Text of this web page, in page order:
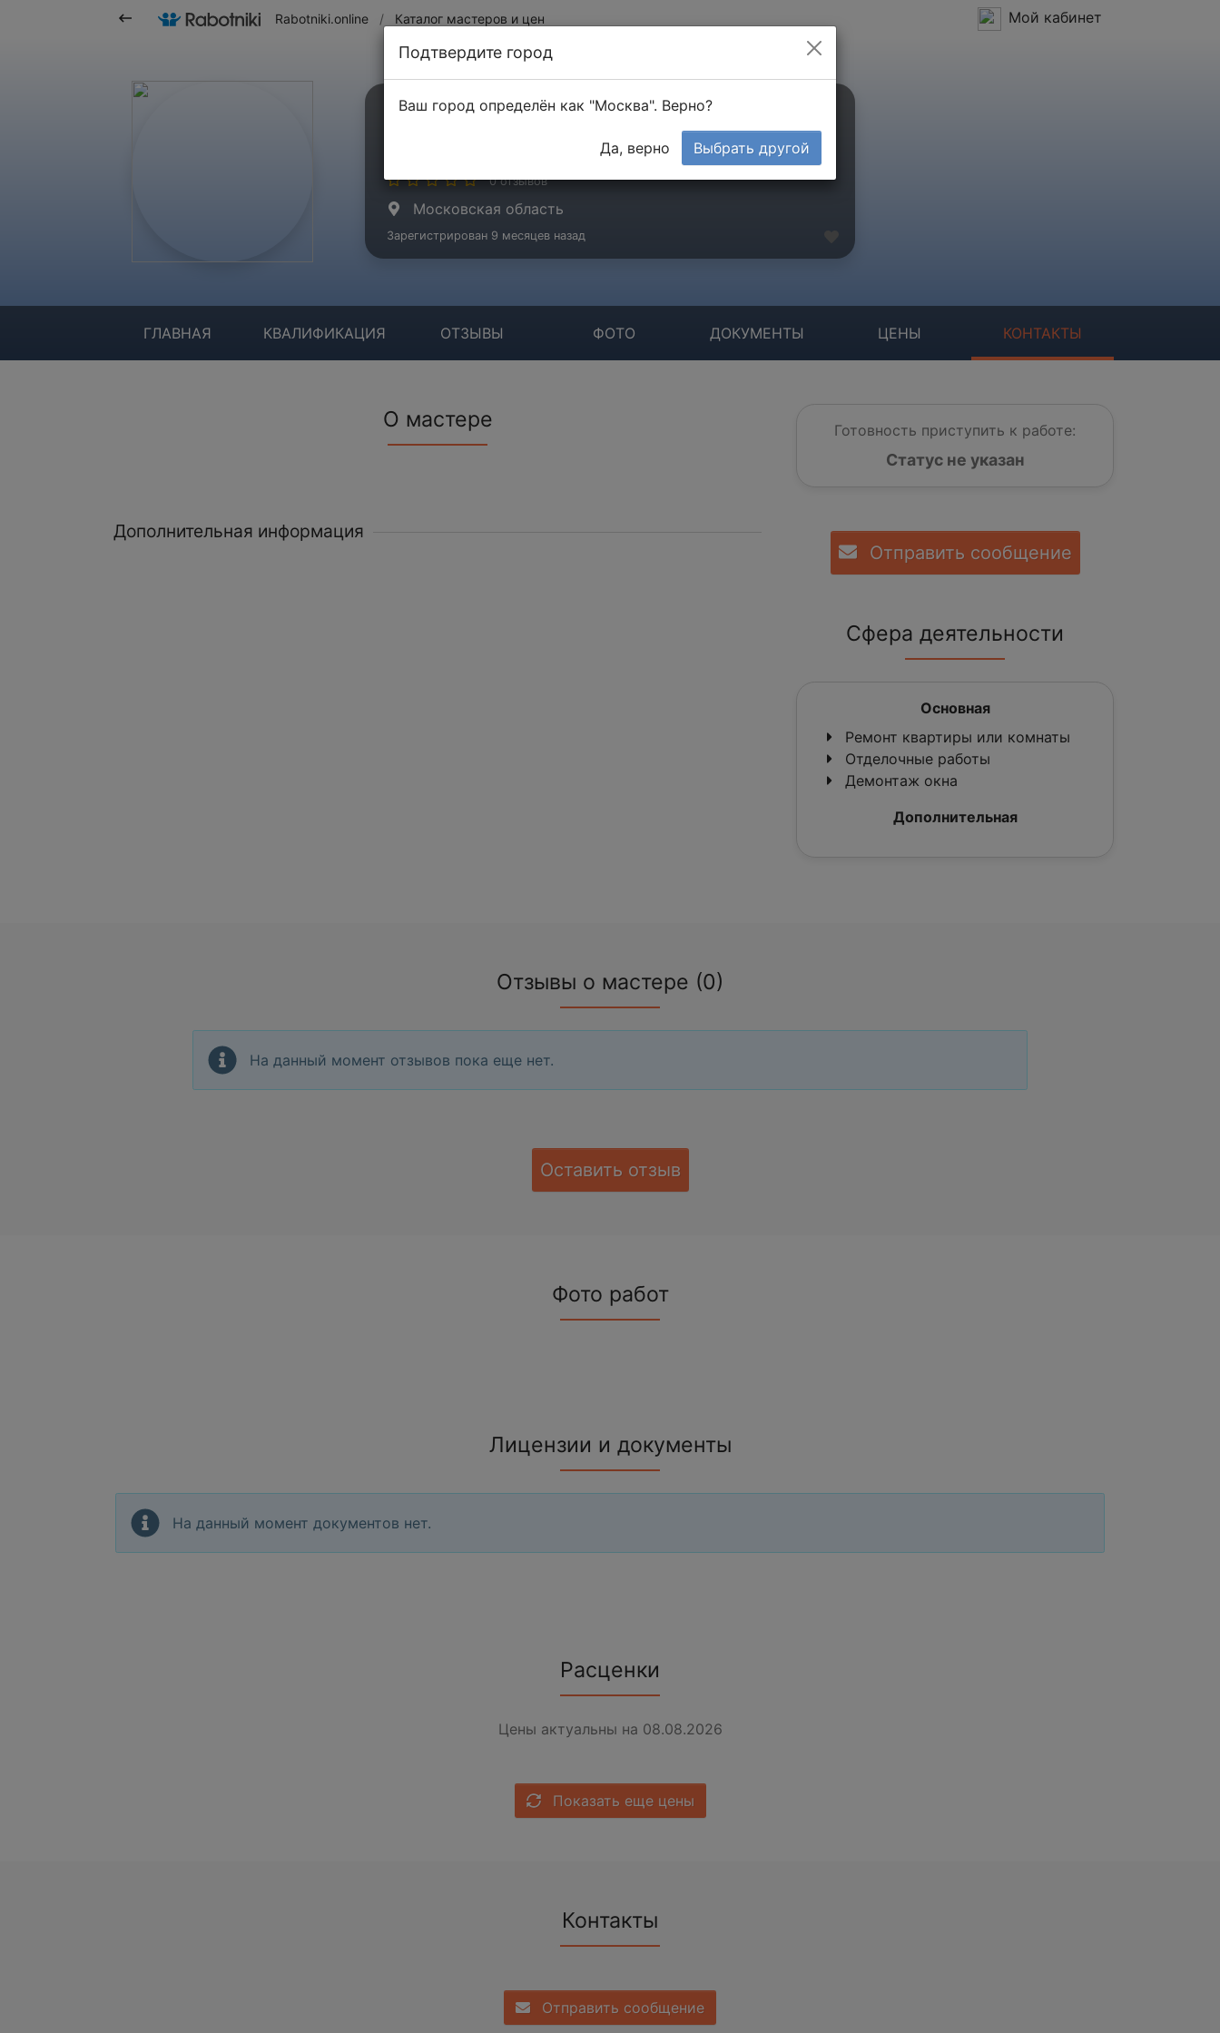
Rabotniki.online / Каталог мастеров и цен Мой кабинет
Шмидт Сергей
0 отзывов
Московская область
Зарегистрирован 9 месяцев назад
ГЛАВНАЯ КВАЛИФИКАЦИЯ ОТЗЫВЫ ФОТО ДОКУМЕНТЫ ЦЕНЫ КОНТАКТЫ
О мастере
Дополнительная информация
Готовность приступить к работе:
Статус не указан
Отправить сообщение
Сфера деятельности
Основная
Ремонт квартиры или комнаты
Отделочные работы
Демонтаж окна
Дополнительная
Отзывы о мастере (0)
На данный момент отзывов пока еще нет.
Оставить отзыв
Фото работ
Лицензии и документы
На данный момент документов нет.
Расценки
Цены актуальны на 08.08.2026
Показать еще цены
Контакты
Отправить сообщение
Подтвердите город
Ваш город определён как "Москва". Верно?
Да, верно Выбрать другой